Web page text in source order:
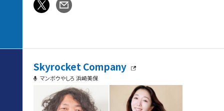
Skyrocket Company
マンボウやしろ 浜崎美保